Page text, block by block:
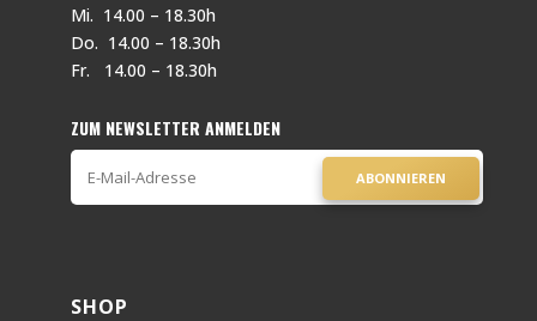
Mi. 14.00 – 18.30h
Do. 14.00 – 18.30h
Fr. 14.00 – 18.30h
ZUM NEWSLETTER ANMELDEN
ABONNIEREN
SHOP